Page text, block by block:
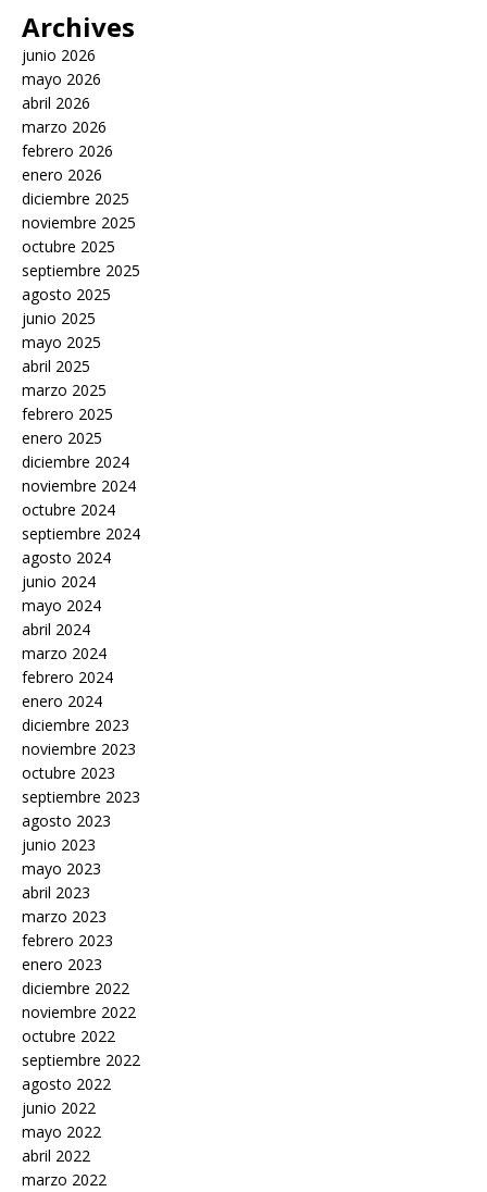
Archives
junio 2026
mayo 2026
abril 2026
marzo 2026
febrero 2026
enero 2026
diciembre 2025
noviembre 2025
octubre 2025
septiembre 2025
agosto 2025
junio 2025
mayo 2025
abril 2025
marzo 2025
febrero 2025
enero 2025
diciembre 2024
noviembre 2024
octubre 2024
septiembre 2024
agosto 2024
junio 2024
mayo 2024
abril 2024
marzo 2024
febrero 2024
enero 2024
diciembre 2023
noviembre 2023
octubre 2023
septiembre 2023
agosto 2023
junio 2023
mayo 2023
abril 2023
marzo 2023
febrero 2023
enero 2023
diciembre 2022
noviembre 2022
octubre 2022
septiembre 2022
agosto 2022
junio 2022
mayo 2022
abril 2022
marzo 2022